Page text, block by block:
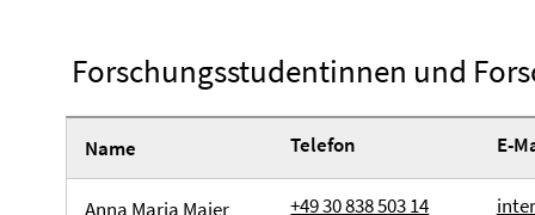
Forschungsstudentinnen und
Name Telefon E-
Anna Maria Maier +49 30 838 503 14